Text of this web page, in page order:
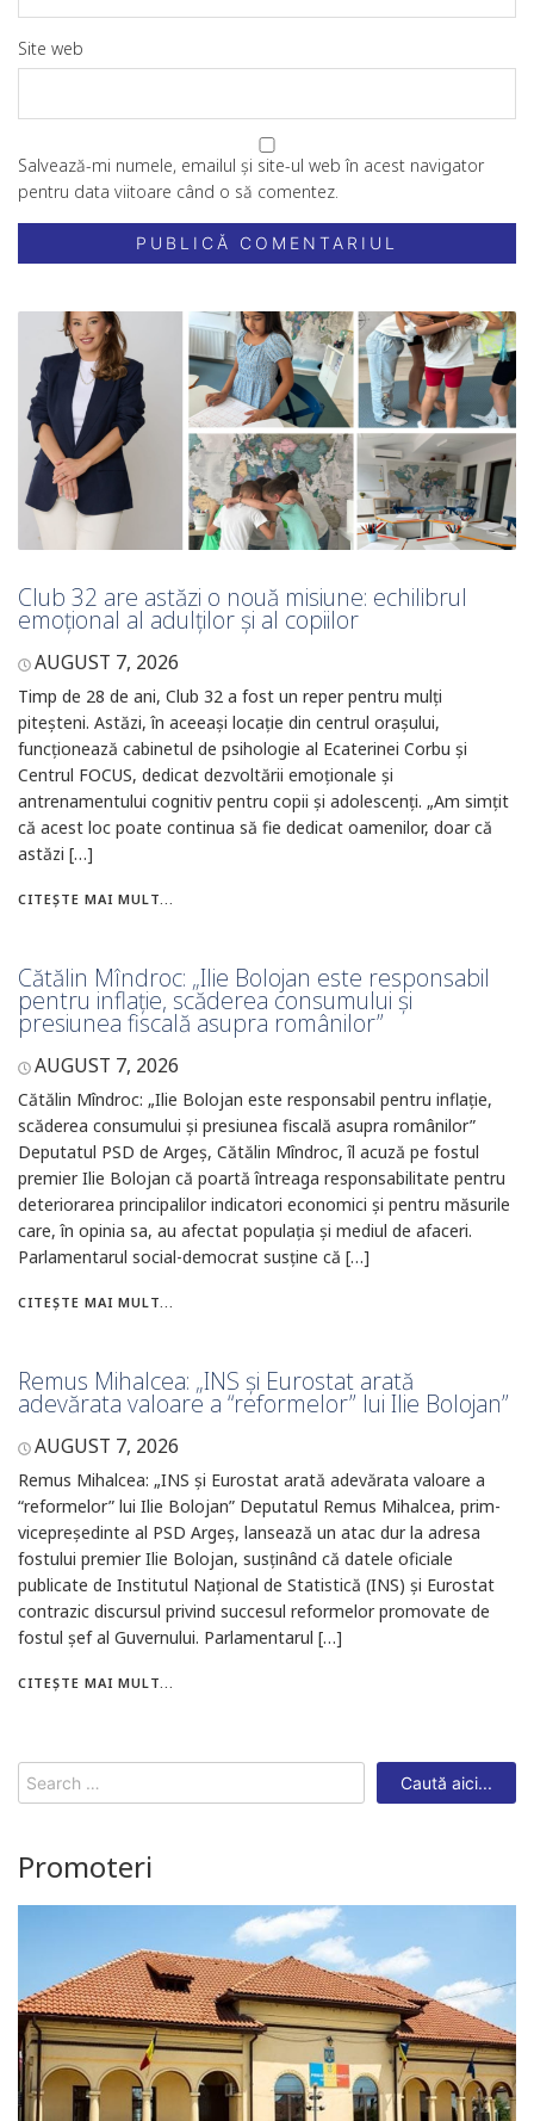
Site web
Salvează-mi numele, emailul și site-ul web în acest navigator
pentru data viitoare când o să comentez.
Club 32 are astăzi o nouă misiune: echilibrul
emoțional al adulților și al copiilor
AUGUST 7, 2026
Timp de 28 de ani, Club 32 a fost un reper pentru mulți
piteșteni. Astăzi, în aceeași locație din centrul orașului,
funcționează cabinetul de psihologie al Ecaterinei Corbu și
Centrul FOCUS, dedicat dezvoltării emoționale și
antrenamentului cognitiv pentru copii și adolescenți. „Am simțit
că acest loc poate continua să fie dedicat oamenilor, doar că
astăzi […]
CITEȘTE MAI MULT...
Cătălin Mîndroc: „Ilie Bolojan este responsabil
pentru inflație, scăderea consumului și
presiunea fiscală asupra românilor”
AUGUST 7, 2026
Cătălin Mîndroc: „Ilie Bolojan este responsabil pentru inflație,
scăderea consumului și presiunea fiscală asupra românilor”
Deputatul PSD de Argeș, Cătălin Mîndroc, îl acuză pe fostul
premier Ilie Bolojan că poartă întreaga responsabilitate pentru
deteriorarea principalilor indicatori economici și pentru măsurile
care, în opinia sa, au afectat populația și mediul de afaceri.
Parlamentarul social-democrat susține că […]
CITEȘTE MAI MULT...
Remus Mihalcea: „INS și Eurostat arată
adevărata valoare a “reformelor” lui Ilie Bolojan”
AUGUST 7, 2026
Remus Mihalcea: „INS și Eurostat arată adevărata valoare a
“reformelor” lui Ilie Bolojan” Deputatul Remus Mihalcea, prim-
vicepreședinte al PSD Argeș, lansează un atac dur la adresa
fostului premier Ilie Bolojan, susținând că datele oficiale
publicate de Institutul Național de Statistică (INS) și Eurostat
contrazic discursul privind succesul reformelor promovate de
fostul șef al Guvernului. Parlamentarul […]
CITEȘTE MAI MULT...
Search
for:
Promoteri